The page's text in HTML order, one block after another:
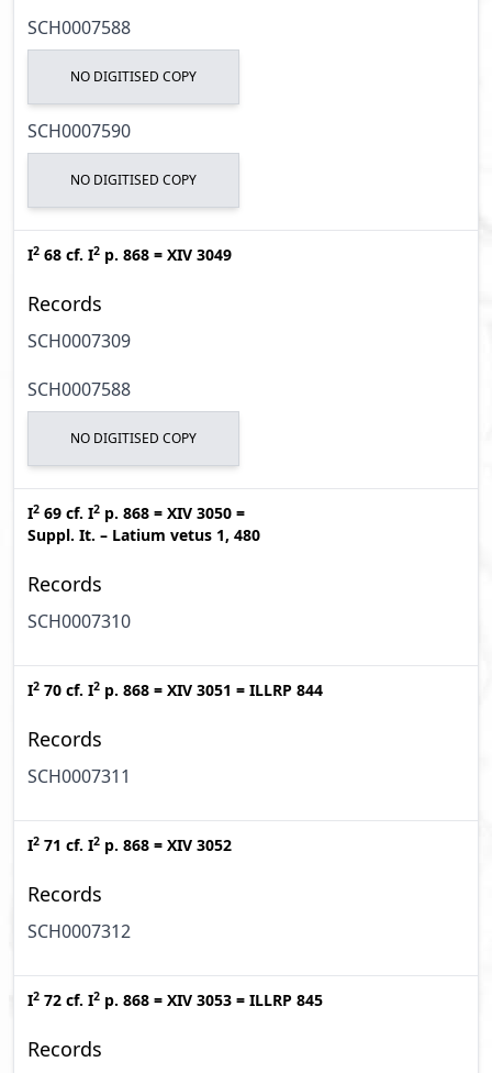
SCH0007588
NO DIGITISED COPY
SCH0007590
NO DIGITISED COPY
I2 68 cf. I2 p. 868 = XIV 3049
Records
SCH0007309
SCH0007588
NO DIGITISED COPY
I2 69 cf. I2 p. 868 = XIV 3050 =
Suppl. It. – Latium vetus 1, 480
Records
SCH0007310
I2 70 cf. I2 p. 868 = XIV 3051 = ILLRP 844
Records
SCH0007311
I2 71 cf. I2 p. 868 = XIV 3052
Records
SCH0007312
I2 72 cf. I2 p. 868 = XIV 3053 = ILLRP 845
Records